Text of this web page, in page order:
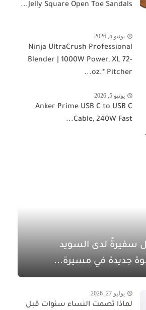
Jelly Square Open Toe Sandals...
يونيو 5, 2026
Ninja UltraCrush Professional
Blender | 1000W Power, XL 72-
oz.* Pitcher...
يونيو 5, 2026
Anker Prime USB C to USB C
Cable, 240W Fast...
سفيرةً لدى السويد
جديدة في مسيرة...
يوليو 27, 2026
لماذا تصمت النساء سنوات قبل